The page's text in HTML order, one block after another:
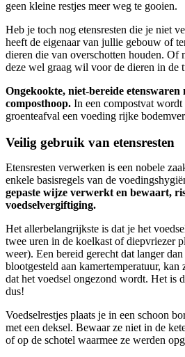
geen kleine restjes meer weg te gooien.
Heb je toch nog etensresten die je niet
heeft de eigenaar van jullie gebouw of
dieren die van overschotten houden. Of
deze wel graag wil voor de dieren in de
Ongekookte, niet-bereide etenswaren
composthoop. In een compostvat wordt
groenteafval een voeding rijke
Veilig gebruik van etensresten
Etensresten verwerken is een nobele
enkele basisregels van de
gepaste wijze verwerkt en bewaart,
voedselvergiftiging.
Het allerbelangrijkste is dat je het
twee uren in de koelkast of diepvriezer
weer). Een bereid gerecht dat langer
blootgesteld aan kamertemperatuur, kan
dat het voedsel ongezond wordt. Het is
dus!
Voedselrestjes plaats je in een schoon
met een deksel. Bewaar ze niet in de
of op de schotel waarmee ze werden